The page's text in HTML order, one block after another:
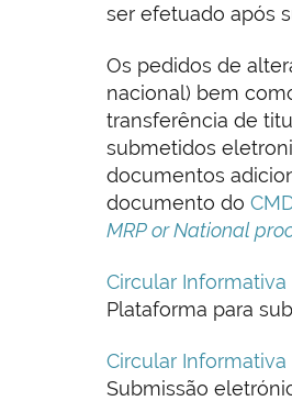
ser efetuado após
Os pedidos de
nacional) bem
transferência de
submetidos
documentos
documento do
MRP or National
Circular
Plataforma para
Circular
Submissão